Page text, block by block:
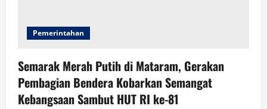
Pemerintahan
Semarak Merah Putih di Mataram, Gerakan
Pembagian Bendera Kobarkan Semangat
Kebangsaan Sambut HUT RI ke-81